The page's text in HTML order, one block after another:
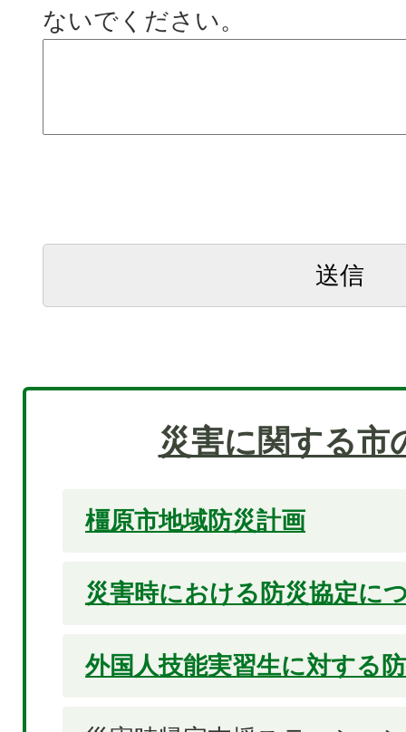
ないでください。
災害に関する市
橿原市地域防災計画
災害時における防災協定に
外国人技能実習生に対する